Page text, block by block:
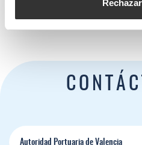
Autoridad Portuaria de Valencia